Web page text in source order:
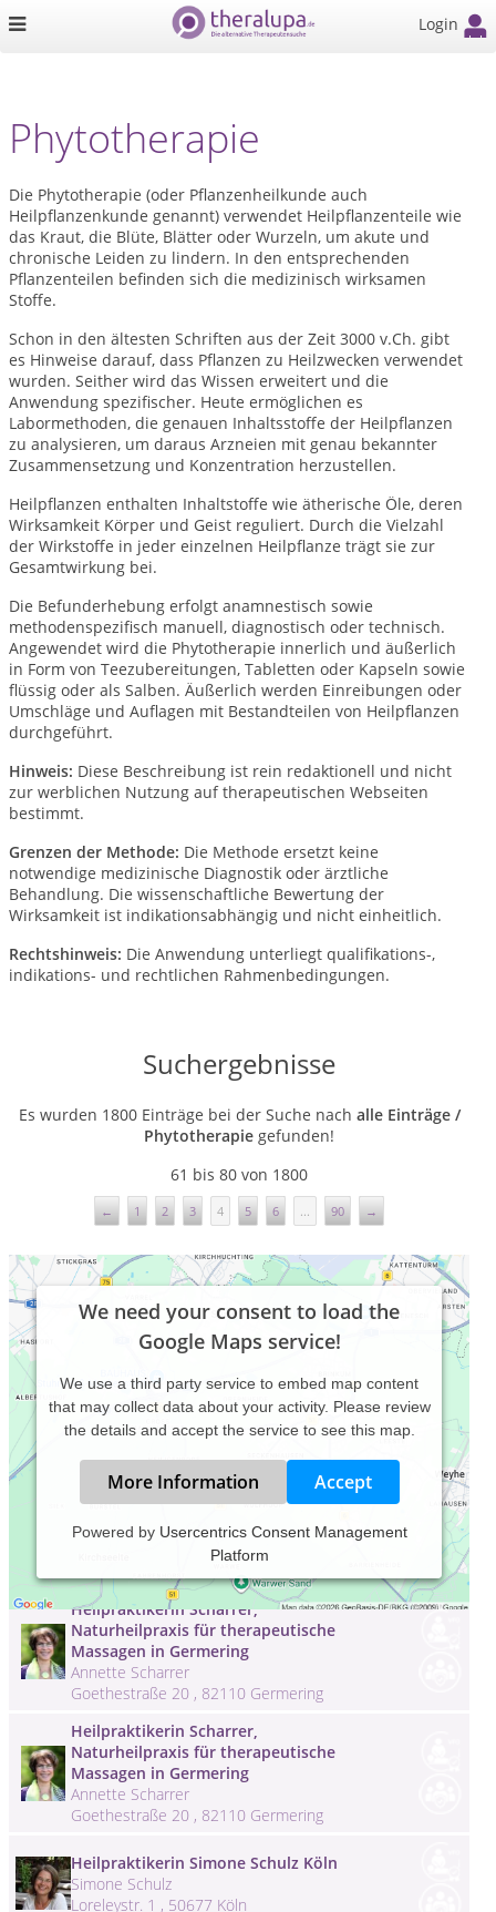
Login
Phytotherapie
Die Phytotherapie (oder Pflanzenheilkunde auch
Heilpflanzenkunde genannt) verwendet Heilpflanzenteile wie
das Kraut, die Blüte, Blätter oder Wurzeln, um akute und
chronische Leiden zu lindern. In den entsprechenden
Pflanzenteilen befinden sich die medizinisch wirksamen
Stoffe.
Schon in den ältesten Schriften aus der Zeit 3000 v.Ch. gibt
es Hinweise darauf, dass Pflanzen zu Heilzwecken verwendet
wurden. Seither wird das Wissen erweitert und die
Anwendung spezifischer. Heute ermöglichen es
Labormethoden, die genauen Inhaltsstoffe der Heilpflanzen
zu analysieren, um daraus Arzneien mit genau bekannter
Zusammensetzung und Konzentration herzustellen.
Heilpflanzen enthalten Inhaltstoffe wie ätherische Öle, deren
Wirksamkeit Körper und Geist reguliert. Durch die Vielzahl
der Wirkstoffe in jeder einzelnen Heilpflanze trägt sie zur
Gesamtwirkung bei.
Die Befunderhebung erfolgt anamnestisch sowie
methodenspezifisch manuell, diagnostisch oder technisch.
Angewendet wird die Phytotherapie innerlich und äußerlich
in Form von Teezubereitungen, Tabletten oder Kapseln sowie
flüssig oder als Salben. Äußerlich werden Einreibungen oder
Umschläge und Auflagen mit Bestandteilen von Heilpflanzen
durchgeführt.
Hinweis: Diese Beschreibung ist rein redaktionell und nicht
zur werblichen Nutzung auf therapeutischen Webseiten
bestimmt.
Grenzen der Methode: Die Methode ersetzt keine
notwendige medizinische Diagnostik oder ärztliche
Behandlung. Die wissenschaftliche Bewertung der
Wirksamkeit ist indikationsabhängig und nicht einheitlich.
Rechtshinweis: Die Anwendung unterliegt qualifikations-,
indikations- und rechtlichen Rahmenbedingungen.
Suchergebnisse
Es wurden 1800 Einträge bei der Suche nach alle Einträge /
Phytotherapie gefunden!
61 bis 80 von 1800
← 1 2 3 4 5 6 ... 90 →
We need your consent to load the
Google Maps service!
We use a third party service to embed map content
that may collect data about your activity. Please review
the details and accept the service to see this map.
More Information Accept
Powered by Usercentrics Consent Management
Platform
Heilpraktikerin Sandra Oettel, Trier
MSc. Heilpraktikerin Sandra Oettel
Heilpraktikerin Scharrer,
Naturheilpraxis für therapeutische
Massagen in Germering
Annette Scharrer
Goethestraße 20 , 82110 Germering
Heilpraktikerin Scharrer,
Naturheilpraxis für therapeutische
Massagen in Germering
Annette Scharrer
Goethestraße 20 , 82110 Germering
Heilpraktikerin Simone Schulz Köln
Simone Schulz
Loreleystr. 1 , 50677 Köln